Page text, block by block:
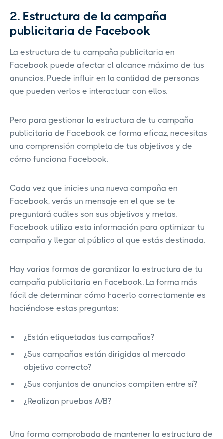
2. Estructura de la campaña
publicitaria de Facebook
La estructura de tu campaña publicitaria en
Facebook puede afectar al alcance máximo de tus
anuncios. Puede influir en la cantidad de personas
que pueden verlos e interactuar con ellos.
Pero para gestionar la estructura de tu campaña
publicitaria de Facebook de forma eficaz, necesitas
una comprensión completa de tus objetivos y de
cómo funciona Facebook.
Cada vez que inicies una nueva campaña en
Facebook, verás un mensaje en el que se te
preguntará cuáles son sus objetivos y metas.
Facebook utiliza esta información para optimizar tu
campaña y llegar al público al que estás destinada.
Hay varias formas de garantizar la estructura de tu
campaña publicitaria en Facebook. La forma más
fácil de determinar cómo hacerlo correctamente es
haciéndose estas preguntas:
¿Están etiquetadas tus campañas?
¿Sus campañas están dirigidas al mercado
objetivo correcto?
¿Sus conjuntos de anuncios compiten entre sí?
¿Realizan pruebas A/B?
Una forma comprobada de mantener la estructura de